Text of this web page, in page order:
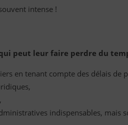
intense !
peut leur faire perdre du
en tenant compte des délais de
indispensables, mais